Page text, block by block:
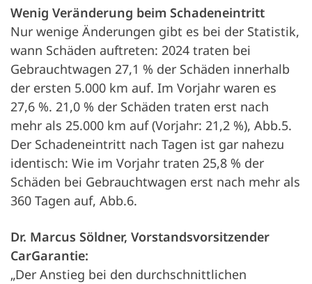
Wenig Veränderung beim Schadeneintritt
Nur wenige Änderungen gibt es bei der Statistik,
wann Schäden auftreten: 2024 traten bei
Gebrauchtwagen 27,1 % der Schäden innerhalb
der ersten 5.000 km auf. Im Vorjahr waren es
27,6 %. 21,0 % der Schäden traten erst nach
mehr als 25.000 km auf (Vorjahr: 21,2 %), Abb.5.
Der Schadeneintritt nach Tagen ist gar nahezu
identisch: Wie im Vorjahr traten 25,8 % der
Schäden bei Gebrauchtwagen erst nach mehr als
360 Tagen auf, Abb.6.
Dr. Marcus Söldner, Vorstandsvorsitzender
CarGarantie:
„Der Anstieg bei den durchschnittlichen